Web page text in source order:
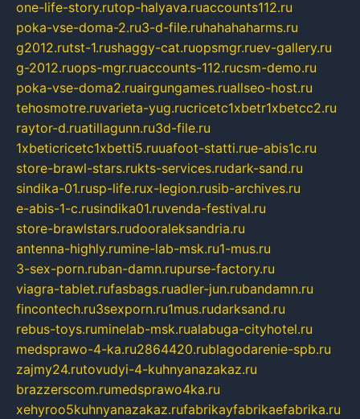
one-life-story.rutop-halyava.ruaccounts112.ru
poka-vse-doma-2.ru3-d-file.ruhahahaharms.ru
g2012.rutst-1.rushaggy-cat.ruopsmgr.ruev-gallery.ru
g-2012.ruops-mgr.ruaccounts-112.rucsm-demo.ru
poka-vse-doma2.ruairgungames.ruallseo-host.ru
tehosmotre.ruvarieta-yug.rucricetc1xbetr1xbetcc2.ru
raytor-d.ruatillagunn.ru3d-file.ru
1xbeticricetc1xbetti5.ruuafoot-statti.rue-abis1c.ru
store-brawl-stars.rukts-services.rudark-sand.ru
sindika-01.rusp-life.rux-legion.rusib-archives.ru
e-abis-1-c.rusindika01.ruvenda-festival.ru
store-brawlstars.rudooraleksandria.ru
antenna-highly.rumine-lab-msk.ru1-mus.ru
3-sex-porn.ruban-damn.rupurse-factory.ru
viagra-tablet.rufasbags.ruadler-jun.rubandamn.ru
fincontech.ru3sexporn.ru1mus.rudarksand.ru
rebus-toys.ruminelab-msk.rualabuga-cityhotel.ru
medsprawo-4-ka.ru2864420.rublagodarenie-spb.ru
zajmy24.rutovudyi-4-kuhnyanazakaz.ru
brazzerscom.rumedsprawo4ka.ru
xehyroo5kuhnyanazakaz.rufabrikayfabrikaefabrika.ru